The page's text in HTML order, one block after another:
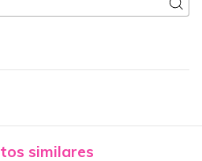
similares